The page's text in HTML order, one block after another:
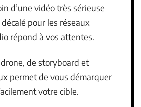
d’une vidéo très sérieuse
pour les réseaux
répond à vos attentes.
de storyboard et
permet de vous démarquer
votre cible.